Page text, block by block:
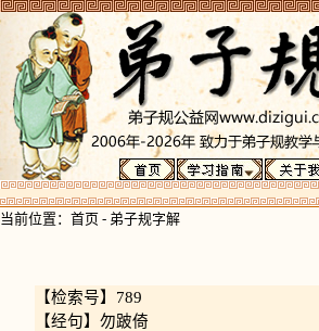
当前位置： 首页 - 弟子规字解
【检索号】789
【经句】勿跛倚